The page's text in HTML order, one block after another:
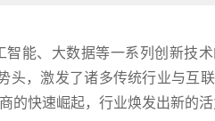
智能、大数据等一系列创新技
头，激发了诸多传统行业与互
的快速崛起，行业焕发出新的活